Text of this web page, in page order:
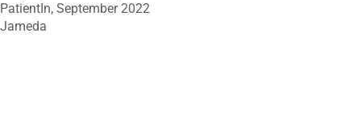
PatientIn, September 2022
Jameda